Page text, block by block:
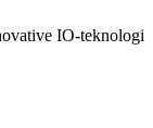
IO-teknologi